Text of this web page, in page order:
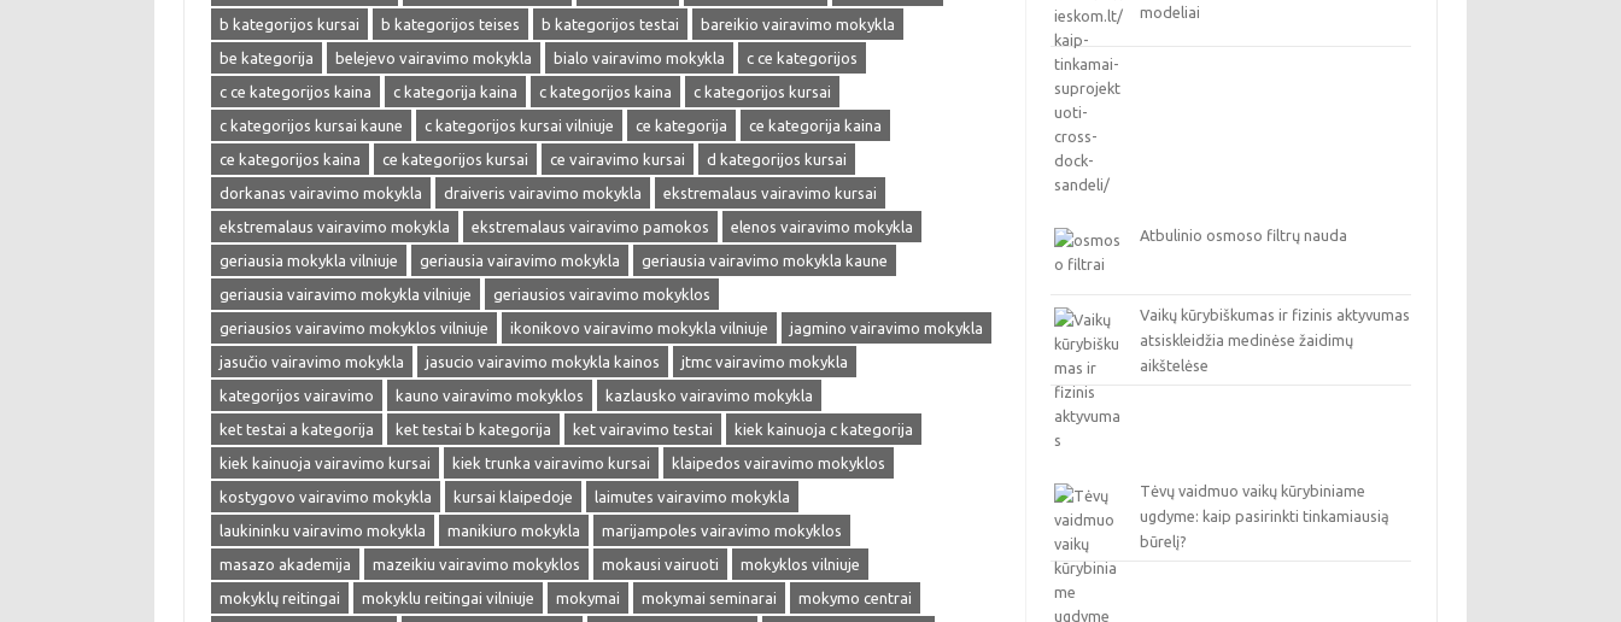
b kategorijos kursai
b kategorijos teises b kategorijos testai
bareikio vairavimo mokykla
be kategorija
belejevo vairavimo mokykla bialo vairavimo mokykla
c ce kategorijos
c ce kategorijos kaina
c kategorija kaina c kategorijos kaina
c kategorijos kursai
c kategorijos kursai kaune
c kategorijos kursai vilniuje ce kategorija
ce kategorija kaina
ce kategorijos kaina
ce kategorijos kursai ce vairavimo kursai
d kategorijos kursai
dorkanas vairavimo mokykla
draiveris vairavimo mokykla
ekstremalaus vairavimo kursai
ekstremalaus vairavimo mokykla
ekstremalaus vairavimo pamokos
elenos vairavimo mokykla
geriausia mokykla vilniuje
geriausia vairavimo mokykla
geriausia vairavimo mokykla kaune
geriausia vairavimo mokykla vilniuje
geriausios vairavimo mokyklos
geriausios vairavimo mokyklos vilniuje
ikonikovo vairavimo mokykla vilniuje
jagmino vairavimo mokykla
jasučio vairavimo mokykla
jasucio vairavimo mokykla kainos
jtmc vairavimo mokykla
kategorijos vairavimo
kauno vairavimo mokyklos
kazlausko vairavimo mokykla
ket testai a kategorija
ket testai b kategorija ket vairavimo testai
kiek kainuoja c kategorija
kiek kainuoja vairavimo kursai
kiek trunka vairavimo kursai
klaipedos vairavimo mokyklos
kostygovo vairavimo mokykla
kursai klaipedoje
laimutes vairavimo mokykla
laukininku vairavimo mokykla
manikiuro mokykla
marijampoles vairavimo mokyklos
masazo akademija
mazeikiu vairavimo mokyklos mokausi vairuoti
mokyklos vilniuje
mokyklų reitingai
mokyklu reitingai vilniuje mokymai mokymai seminarai
mokymo centrai
modeliai
Atbulinio osmoso filtrų nauda
Vaikų kūrybiškumas ir fizinis aktyvumas
atsiskleidžia medinėse žaidimų
aikštelėse
Tėvų vaidmuo vaikų kūrybiniame
ugdyme: kaip pasirinkti tinkamiausią
būrelį?